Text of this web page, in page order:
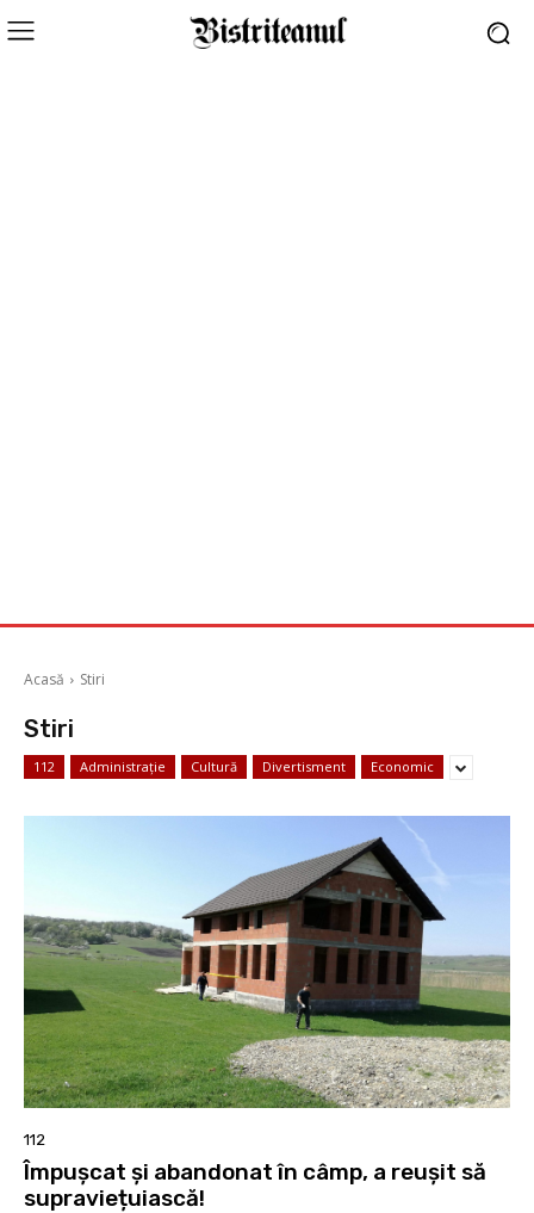
Acasă Stiri
Stiri
112 Administrație Cultură Divertisment Economic
112
Împușcat și abandonat în câmp, a reușit să
supraviețuiască!